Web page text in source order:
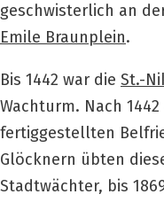
geschwisterlich an
Emile Braunplein.
Bis 1442 war die St.-
Wachturm. Nach
fertiggestellten
Glöcknern übten
Stadtwächter, bis